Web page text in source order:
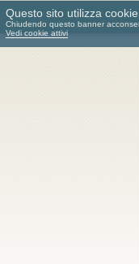
Questo sito utilizza
Chiudendo questo banner
Vedi cookie attivi